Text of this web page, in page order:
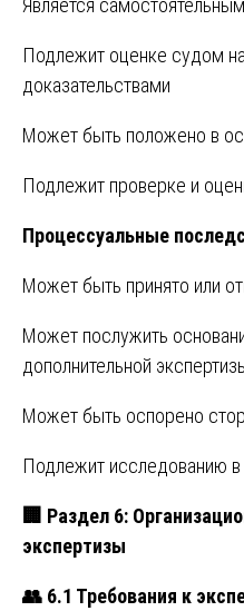
Является
Подлежит оценке судом
доказательствами
Может быть положено в
Подлежит проверке и
Процессуальные
Может быть принято или
Может послужить
дополнительной
Может быть оспорено
Подлежит исследованию
🏢 Раздел 6:
экспертизы
👥 6.1 Требования к